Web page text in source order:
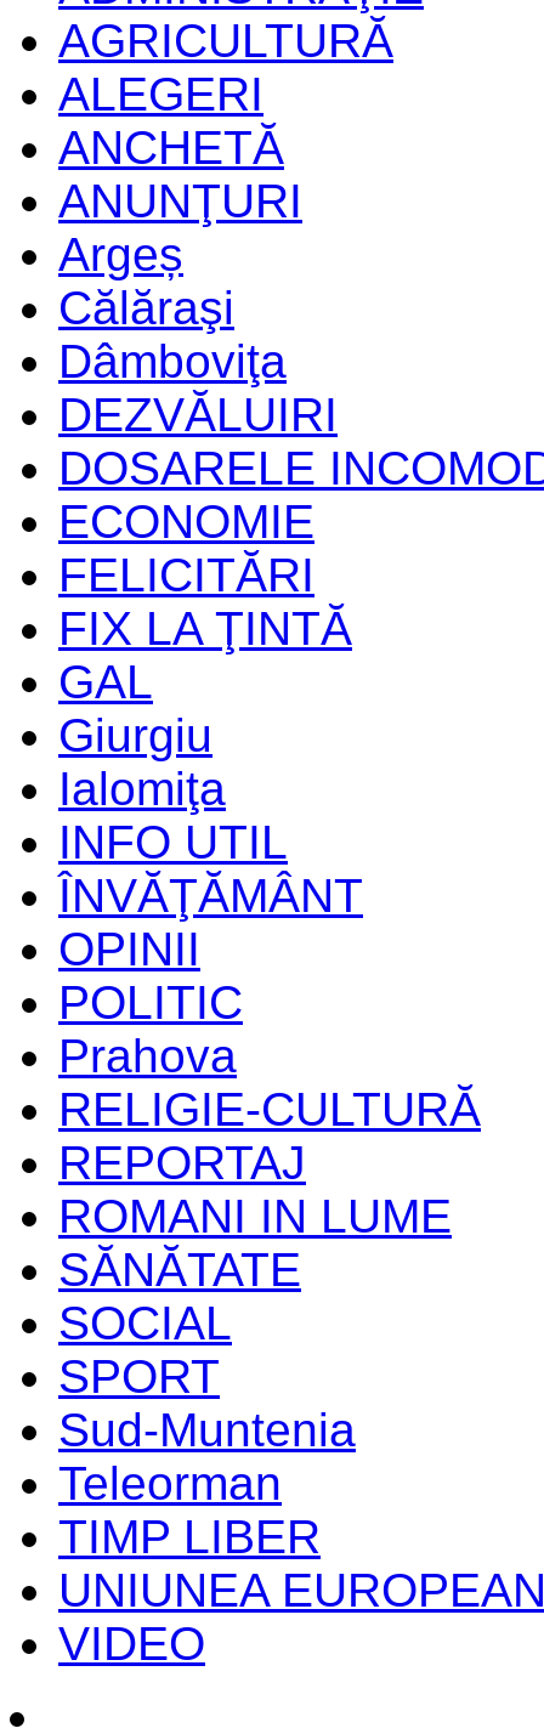
AGRICULTURĂ
ALEGERI
ANCHETĂ
ANUNŢURI
Argeș
Călăraşi
Dâmboviţa
DEZVĂLUIRI
DOSARELE
ECONOMIE
FELICITĂRI
FIX LA ŢINTĂ
GAL
Giurgiu
Ialomiţa
INFO UTIL
ÎNVĂŢĂMÂNT
OPINII
POLITIC
Prahova
RELIGIE-CULTURĂ
REPORTAJ
ROMANI IN LUME
SĂNĂTATE
SOCIAL
SPORT
Sud-Muntenia
Teleorman
TIMP LIBER
UNIUNEA
VIDEO